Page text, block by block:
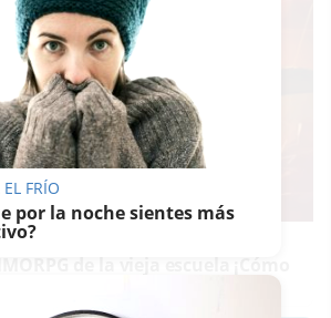
FRÍO
por la noche sientes más